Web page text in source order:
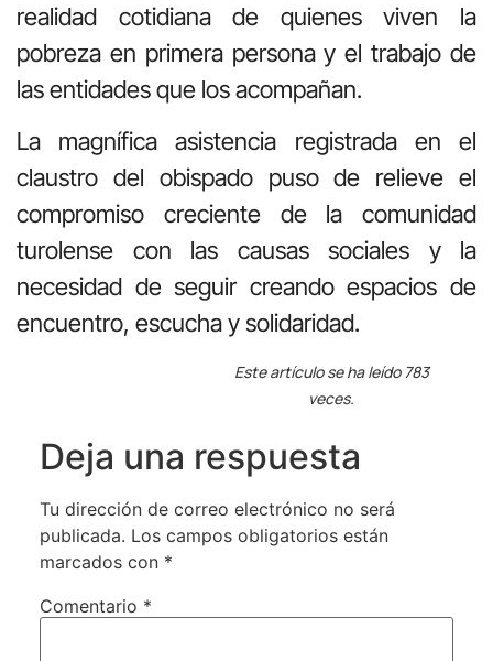
realidad cotidiana de quienes viven la
pobreza en primera persona y el trabajo de
las entidades que los acompañan.
La magnífica asistencia registrada en el
claustro del obispado puso de relieve el
compromiso creciente de la comunidad
turolense con las causas sociales y la
necesidad de seguir creando espacios de
encuentro, escucha y solidaridad.
Este artículo se ha leído 783
veces.
Deja una respuesta
Tu dirección de correo electrónico no será
publicada. Los campos obligatorios están
marcados con *
Comentario *